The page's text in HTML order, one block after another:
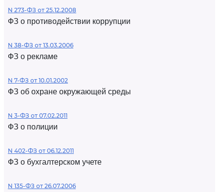
N 273-ФЗ от 25.12.2008
ФЗ о противодействии коррупции
N 38-ФЗ от 13.03.2006
ФЗ о рекламе
N 7-ФЗ от 10.01.2002
ФЗ об охране окружающей среды
N 3-ФЗ от 07.02.2011
ФЗ о полиции
N 402-ФЗ от 06.12.2011
ФЗ о бухгалтерском учете
N 135-ФЗ от 26.07.2006